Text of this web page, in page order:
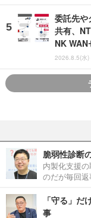
委託先や
共有、
NK
2026.8.5(水)
脆弱性診断
内製化支援
のだが毎回
「守る」
事